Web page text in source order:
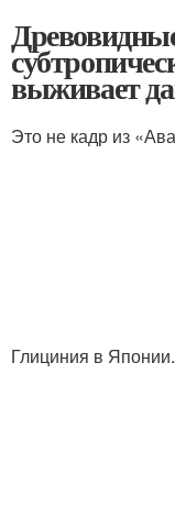
выживает
Это не кадр из
Глициния в Японии.